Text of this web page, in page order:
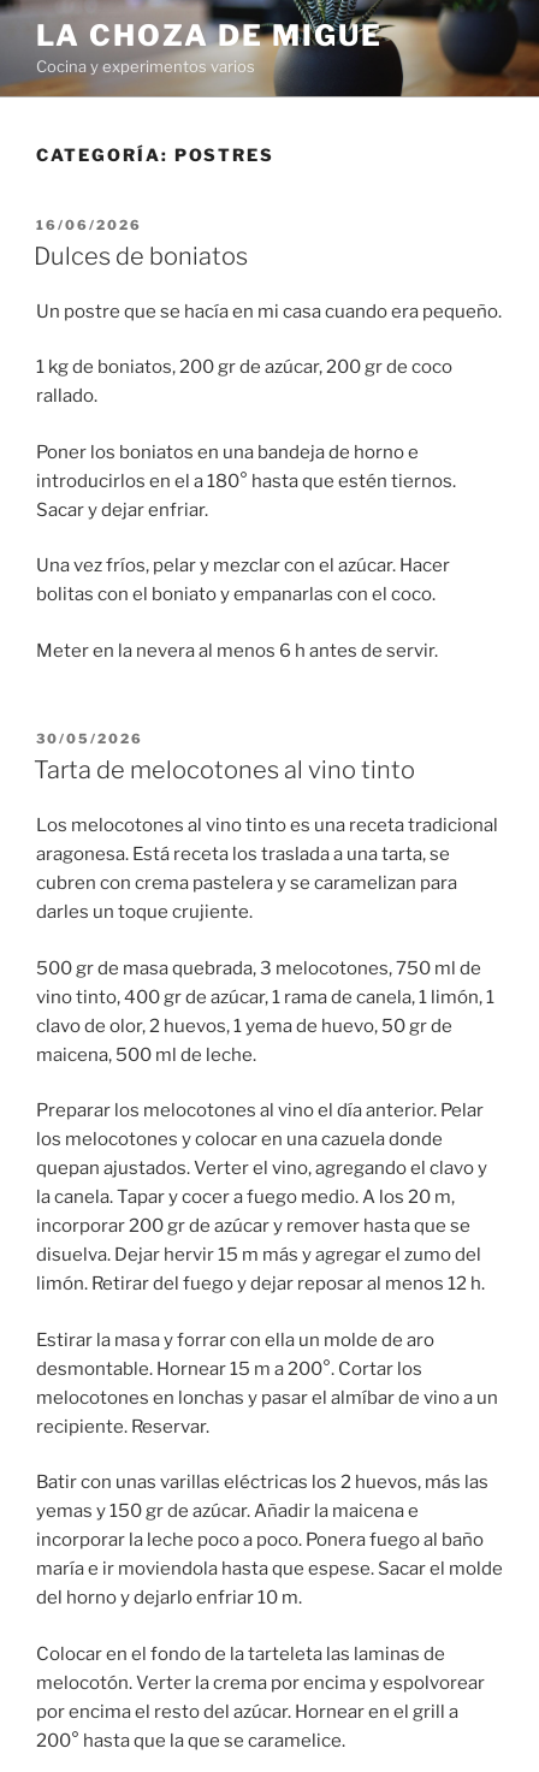
Saltar
contenido
LA CHOZA DE MIGUE
Cocina y experimentos varios
CATEGORÍA: POSTRES
PUBLICADO
EL
16/06/2026
Dulces de boniatos
Un postre que se hacía en mi casa cuando era pequeño.
1 kg de boniatos, 200 gr de azúcar, 200 gr de coco
rallado.
Poner los boniatos en una bandeja de horno e
introducirlos en el a 180° hasta que estén tiernos.
Sacar y dejar enfriar.
Una vez fríos, pelar y mezclar con el azúcar. Hacer
bolitas con el boniato y empanarlas con el coco.
Meter en la nevera al menos 6 h antes de servir.
PUBLICADO
EL
30/05/2026
Tarta de melocotones al vino tinto
Los melocotones al vino tinto es una receta tradicional
aragonesa. Está receta los traslada a una tarta, se
cubren con crema pastelera y se caramelizan para
darles un toque crujiente.
500 gr de masa quebrada, 3 melocotones, 750 ml de
vino tinto, 400 gr de azúcar, 1 rama de canela, 1 limón, 1
clavo de olor, 2 huevos, 1 yema de huevo, 50 gr de
maicena, 500 ml de leche.
Preparar los melocotones al vino el día anterior. Pelar
los melocotones y colocar en una cazuela donde
quepan ajustados. Verter el vino, agregando el clavo y
la canela. Tapar y cocer a fuego medio. A los 20 m,
incorporar 200 gr de azúcar y remover hasta que se
disuelva. Dejar hervir 15 m más y agregar el zumo del
limón. Retirar del fuego y dejar reposar al menos 12 h.
Estirar la masa y forrar con ella un molde de aro
desmontable. Hornear 15 m a 200°. Cortar los
melocotones en lonchas y pasar el almíbar de vino a un
recipiente. Reservar.
Batir con unas varillas eléctricas los 2 huevos, más las
yemas y 150 gr de azúcar. Añadir la maicena e
incorporar la leche poco a poco. Ponera fuego al baño
maría e ir moviendola hasta que espese. Sacar el molde
del horno y dejarlo enfriar 10 m.
Colocar en el fondo de la tarteleta las laminas de
melocotón. Verter la crema por encima y espolvorear
por encima el resto del azúcar. Hornear en el grill a
200° hasta que la que se caramelice.